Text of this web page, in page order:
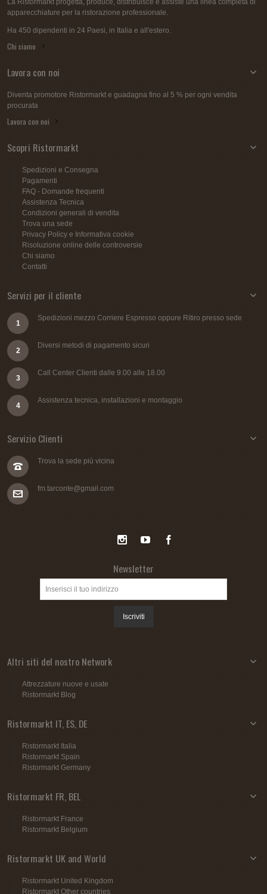
La Ristormarkt progetta, produce, distribuisce e assiste una linea completa di
apparecchiature per la ristorazione professionale.
Ha 450 dipendenti in 24 Paesi, in Italia e all'estero.
Chi siamo
Lavora con noi
Diventa promotore Ristormarkt e guadagna fino al 5 % per ogni vendita
procurata
Lavora con noi
Scopri Ristormarkt
Spedizioni e Consegna
Pagamenti
FAQ - Domande frequenti
Assistenza Tecnica
Condizioni generali di vendita
Trova una sede
Privacy Policy e Informativa cookie
Risoluzione online delle controversie
Chi siamo
Contatti
Servizi per il cliente
1
Spedizioni mezzo Corriere Espresso oppure Ritiro presso sede
2
Diversi metodi di pagamento sicuri
3
Call Center Clienti dalle 9.00 alle 18.00
4
Assistenza tecnica, installazioni e montaggio
Servizio Clienti
Trova la sede più vicina
fm.tarconte@gmail.com
Newsletter
Iscriviti
Altri siti del nostro Network
Attrezzature nuove e usate
Ristormarkt Blog
Ristormarkt IT, ES, DE
Ristormarkt Italia
Ristormarkt Spain
Ristormarkt Germany
Ristormarkt FR, BEL
Ristormarkt France
Ristormarkt Belgium
Ristormarkt UK and World
Ristormarkt United Kingdom
Ristormarkt Other countries